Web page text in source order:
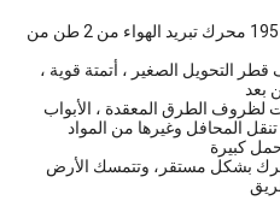
قوة قوية، وقدرة حمل قوية، مع 195 محرك تبريد الهواء من 2 طن من
التحويل الصغير ، أتمتة قوية ،
بعد
الطرق المعقدة ، الأبواب
تنقل المحافل وغيرها من المواد
كبيرة
بشكل مستقر، وتتمسك الأرض